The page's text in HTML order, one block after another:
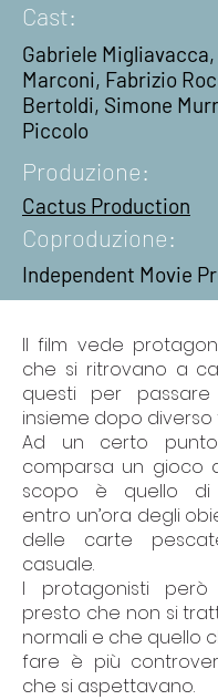
Cast:
Gabriele Migliavacca,
Marconi, Fabrizio
Bertoldi, Simone
Piccolo
Produzione:
Cactus Production
Coproduzione:
Independent Movie
Il film vede
che si ritrovano a
questi per
insieme dopo diverso
Ad un certo
comparsa un gioco
scopo è quello di
entro un’ora degli
delle carte
casuale.
I protagonisti però
presto che non si
normali e che quello
fare è più
che si aspettavano.